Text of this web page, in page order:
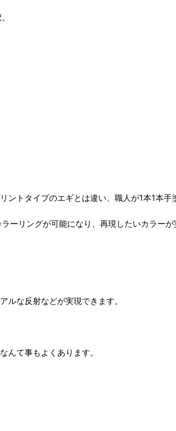
トタイプのエギとは違い、職人が1本1本手
ーリングが可能になり、再現したいカラーが
ルな反射などが実現できます。
んて事もよくあります。